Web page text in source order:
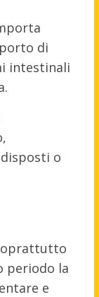
di
intestinali
o
periodo la
e